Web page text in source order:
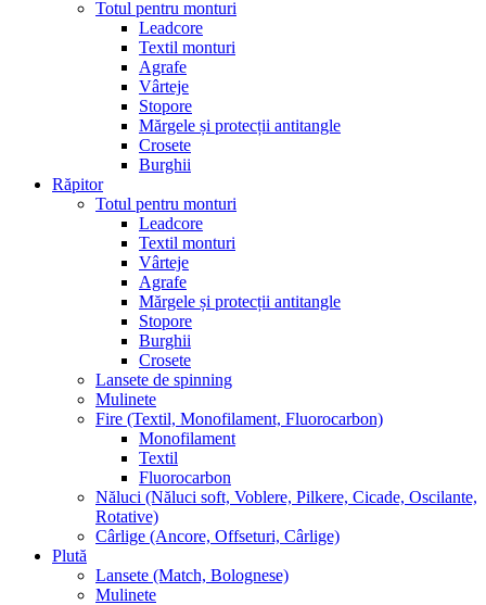
Totul pentru monturi
Leadcore
Textil monturi
Agrafe
Vârteje
Stopore
Mărgele și protecții antitangle
Crosete
Burghii
Răpitor
Totul pentru monturi
Leadcore
Textil monturi
Vârteje
Agrafe
Mărgele și protecții antitangle
Stopore
Burghii
Crosete
Lansete de spinning
Mulinete
Fire (Textil, Monofilament, Fluorocarbon)
Monofilament
Textil
Fluorocarbon
Năluci (Năluci soft, Voblere, Pilkere, Cicade, Oscilante,
Rotative)
Cârlige (Ancore, Offseturi, Cârlige)
Plută
Lansete (Match, Bolognese)
Mulinete